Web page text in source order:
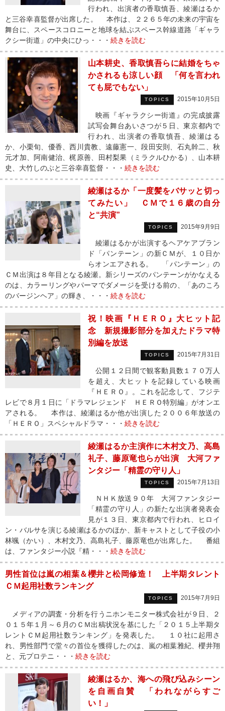
行われ、出演者の香取慎吾、綾瀬はるか
と三谷幸喜監督が出席した。 本作は、２２６５年の未来の宇宙を
舞台に、スペースコロニーと地球を結ぶスペース幹線道路「ギャラ
クシー街道」の中央にひっ・・・ 続きを読む
山本耕史、香取慎吾らに結婚をちゃ
かされるも涼しい顔 「何を言われ
ても屁でもない」
TOPICS 2015年10月5日
映画『ギャラクシー街道』の完成披露
試写会舞台あいさつが５日、東京都内で
行われ、出演者の香取慎吾、綾瀬はる
か、小栗旬、優香、西川貴教、遠藤憲一、段田安則、石丸幹二、秋
元才加、阿南健治、梶原善、田村梨果（ミラクルひかる）、山本耕
史、大竹しのぶと三谷幸喜監督・・・ 続きを読む
綾瀬はるか「一度髪をバサッと切っ
てみたい」 ＣＭで１６歳の自分
と“共演”
TOPICS 2015年9月9日
綾瀬はるかが出演するヘアケアブラン
ド「パンテーン」の新ＣＭが、１０日か
らオンエアされる。 「パンテーン」の
ＣＭ出演は８年目となる綾瀬。新シリーズのパンテーンがかなえる
のは、カラーリングやパーマでダメージを受ける前の、「あのころ
のバージンヘア」の輝き、・・・ 続きを読む
祝！映画『ＨＥＲＯ』大ヒット記
念 新規撮影部分を加えたドラマ特
別編を放送
TOPICS 2015年7月31日
公開１２日間で観客動員数１７０万人
を超え、大ヒットを記録している映画
『ＨＥＲＯ』。これを記念して、フジテ
レビで８月１日に「ドラマレジェンド ＨＥＲＯ特別編」がオンエ
アされる。 本作は、綾瀬はるか他が出演した２００６年放送の
「ＨＥＲＯ」スペシャルドラマ・・・ 続きを読む
綾瀬はるか主演作に木村文乃、高島
礼子、藤原竜也らが出演 大河ファ
ンタジー「精霊の守り人」
TOPICS 2015年7月13日
ＮＨＫ放送９０年 大河ファンタジー
「精霊の守り人」の新たな出演者発表会
見が１３日、東京都内で行われ、ヒロイ
ン・バルサを演じる綾瀬はるかのほか、新キャストとして子役の小
林颯（かい）、木村文乃、高島礼子、藤原竜也が出席した。 番組
は、ファンタジー小説『精・・・ 続きを読む
男性首位は嵐の相葉＆櫻井と松岡修造！ 上半期タレント
ＣＭ起用社数ランキング
TOPICS 2015年7月9日
メディアの調査・分析を行うニホンモニター株式会社が９日、２
０１５年１月～６月のＣＭ出稿状況を基にした「２０１５上半期タ
レントＣＭ起用社数ランキング」を発表した。 １０社に起用さ
れ、男性部門で堂々の首位を獲得したのは、嵐の相葉雅紀、櫻井翔
と、元プロテニ・・・ 続きを読む
綾瀬はるか、海への飛び込みシーン
を自画自賛 「われながらすご
い！」